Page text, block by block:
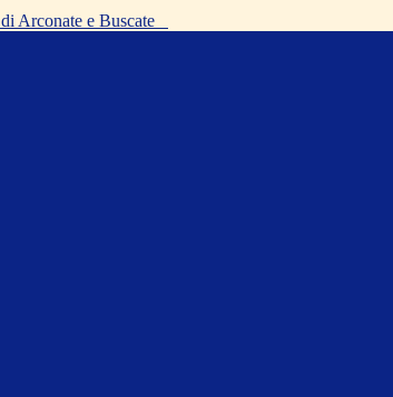
di Arconate e Buscate